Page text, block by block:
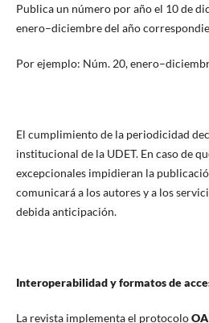
Publica un número por año el 10 de
enero–diciembre del año
Por ejemplo: Núm. 20,
El cumplimiento de la periodicidad
institucional de la UDET. En caso de
excepcionales impidieran la
comunicará a los autores y a los
debida anticipación.
Interoperabilidad y formatos de
La revista implementa el protocolo